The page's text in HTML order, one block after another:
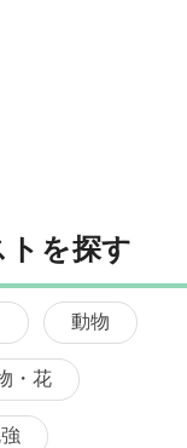
トを探す
動物
・花